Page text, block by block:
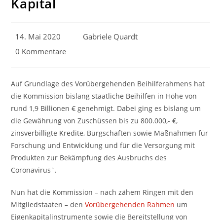
Beitrag
14. Mai 2020
Beitrags-
Gabriele Quardt
Beitrags-
0 Kommentare
Auf Grundlage des Vorübergehenden Beihilferahmens hat
die Kommission bislang staatliche Beihilfen in Höhe von
rund 1,9 Billionen € genehmigt. Dabei ging es bislang um
die Gewährung von Zuschüssen bis zu 800.000,- €,
zinsverbilligte Kredite, Bürgschaften sowie Maßnahmen für
Forschung und Entwicklung und für die Versorgung mit
Produkten zur Bekämpfung des Ausbruchs des
Coronavirus`.
Nun hat die Kommission – nach zähem Ringen mit den
Mitgliedstaaten – denVorübergehenden Rahmen um
Eigenkapitalinstrumente sowie die Bereitstellung von